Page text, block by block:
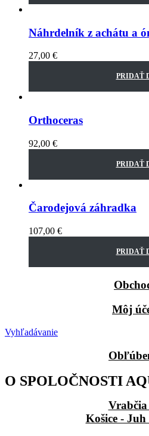
Náhrdelník z achátu a
27,00 €
PRIDAŤ
Orthoceras
92,00 €
PRIDAŤ
Čarodejová záhradka
107,00 €
PRIDAŤ
Môj
Vyhľadávanie
O SPOLOČNOSTI
Vrabčia
Košice - Juh